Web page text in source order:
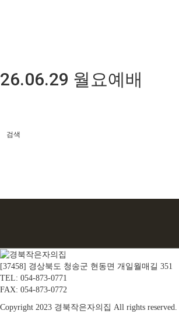
26.06.29 월요예배
검색
[37458] 경상북도 청송군 현동면 개일월매길 351
TEL: 054-873-0771
FAX: 054-873-0772
Copyright 2023 경북작은자의집 All rights reserved.